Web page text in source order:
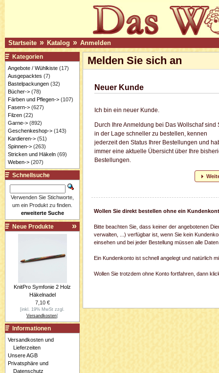
Startseite » Katalog » Anmelden
Melden Sie sich an
Neuer Kunde
Ich bin ein neuer Kunde.
Durch Ihre Anmeldung bei Das Wollschaf sind
in der Lage schneller zu bestellen, kennen
jederzeit den Status Ihrer Bestellungen und
immer eine aktuelle Übersicht über Ihre
Bestellungen.
Wollen Sie direkt bestellen ohne ein
Bitte beachten Sie, dass keiner der angebotenen
verwalten, ...) verfügbar ist, wenn Sie kein
einsehen und bei jeder Bestellung müssen alle
Ein Kundenkonto ist schnell angelegt und natürlich
Wollen Sie trotzdem ohne Konto fortfahren, dann
Kategorien
Angebote / Wühlkiste(17)
Ausgepacktes (7)
Bastelpackungen(32)
Bücher->(78)
Färben und Pflegen->(107)
Fasern->(627)
Filzen(22)
Garne->(892)
Geschenkeshop->(143)
Kardieren->(51)
Spinnen->(263)
Stricken und Häkeln(69)
Weben->(207)
Schnellsuche
Verwenden Sie Stichworte,
um ein Produkt zu finden.
erweiterte Suche
Neue Produkte
KnitPro Symfonie 2 Holz
Häkelnadel
7,10 €
[inkl. 19% MwSt zzgl.
Versandkosten]
Informationen
Versandkosten und
Lieferzeiten
Unsere AGB
Privatsphäre und
Datenschutz